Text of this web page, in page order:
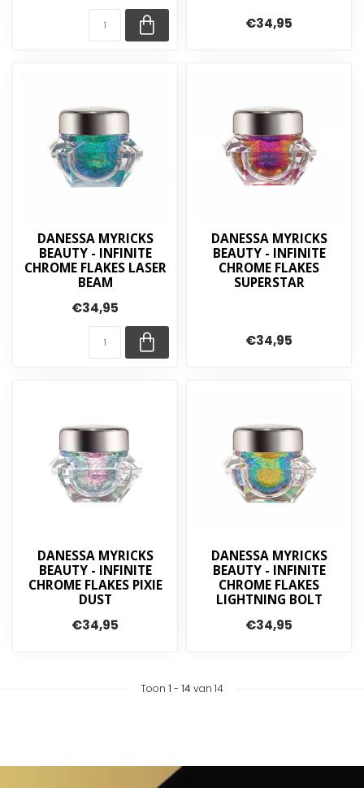
€34,95
DANESSA MYRICKS
BEAUTY - INFINITE
CHROME FLAKES LASER
BEAM
€34,95
DANESSA MYRICKS
BEAUTY - INFINITE
CHROME FLAKES
SUPERSTAR
€34,95
DANESSA MYRICKS
BEAUTY - INFINITE
CHROME FLAKES PIXIE
DUST
€34,95
DANESSA MYRICKS
BEAUTY - INFINITE
CHROME FLAKES
LIGHTNING BOLT
€34,95
Toon 1 - 14van 14